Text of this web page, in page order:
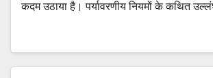
कदम उठाया है। पर्यावरणीय नियमों के कथित